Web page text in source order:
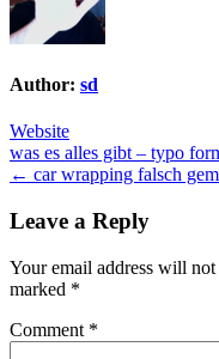
Author: sd
Website
Post
navigation
was es alles gibt – typo
← car wrapping falsch
Leave a Reply
Your email address will not
marked *
Comment *